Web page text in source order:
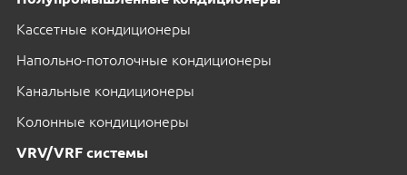
Кассетные кондиционеры
Напольно-потолочные кондиционеры
Канальные кондиционеры
Колонные кондиционеры
VRV/VRF системы